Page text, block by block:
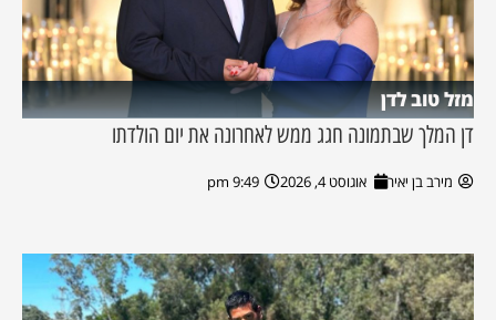
מזל טוב לדן
דן המלך שבתמונה חגג ממש לאחרונה את יום הולדתו
מירב בן יאיר אוגוסט 4, 2026 9:49 pm